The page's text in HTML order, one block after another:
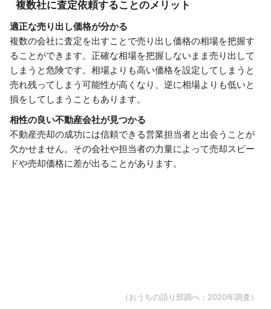
複数社に査定依頼することのメリット
適正な売り出し価格が分かる
複数の会社に査定を出すことで売り出し価格の相場を把握す
ることができます。正確な相場を把握しないまま売り出して
しまうと危険です。相場よりも高い価格を設定してしまうと
売れ残ってしまう可能性が高くなり、逆に相場よりも低いと
損をしてしまうこともあります。
相性の良い不動産会社が見つかる
不動産売却の成功には信頼できる営業担当者と出会うことが
欠かせません。その会社や担当者の力量によって売却スピー
ドや売却価格に差が出ることがあります。
（おうちの語り部調べ：2020年調査）